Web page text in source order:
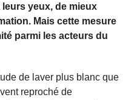
yeux, de mieux
Mais cette mesure
parmi les acteurs du
de laver plus blanc que
reproché de